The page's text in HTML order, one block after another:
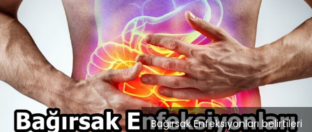
Bağırsak Enfeksiyonları belirtileri